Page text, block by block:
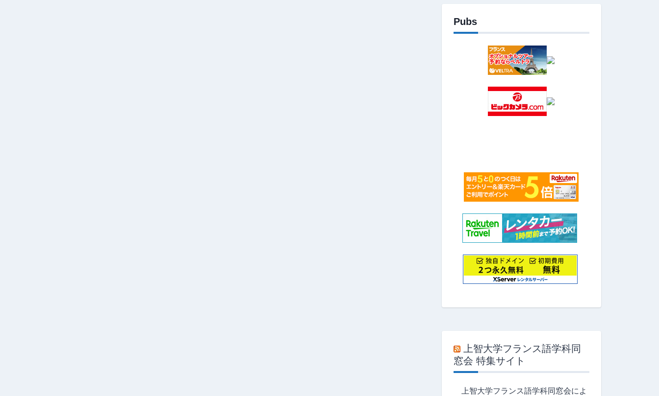
Pubs
上智大学フランス語学科同
窓会 特集サイト
上智大学フランス語学科同窓会によ